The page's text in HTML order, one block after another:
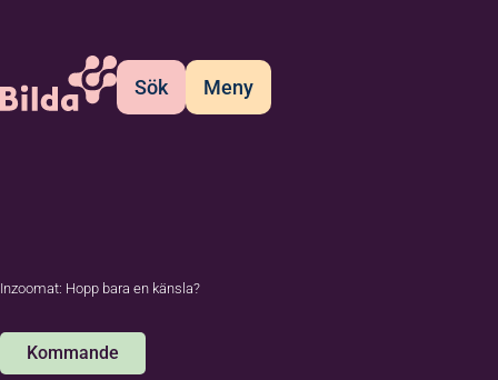
Sök Meny
Inzoomat: Hopp bara en känsla?
Kommande